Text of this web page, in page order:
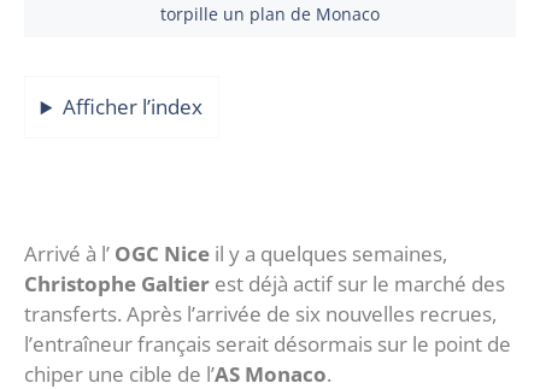
torpille un plan de Monaco
Afficher l’index
Arrivé à l’ OGC Nice il y a quelques semaines,
Christophe Galtier est déjà actif sur le marché des
transferts. Après l’arrivée de six nouvelles recrues,
l’entraîneur français serait désormais sur le point de
chiper une cible de l’AS Monaco.